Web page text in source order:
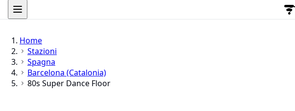
Home
Stazioni
Spagna
Barcelona (Catalonia)
80s Super Dance Floor